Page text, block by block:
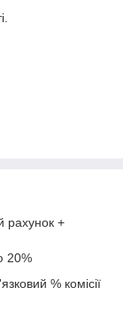
рахунок +
20%
% комісії